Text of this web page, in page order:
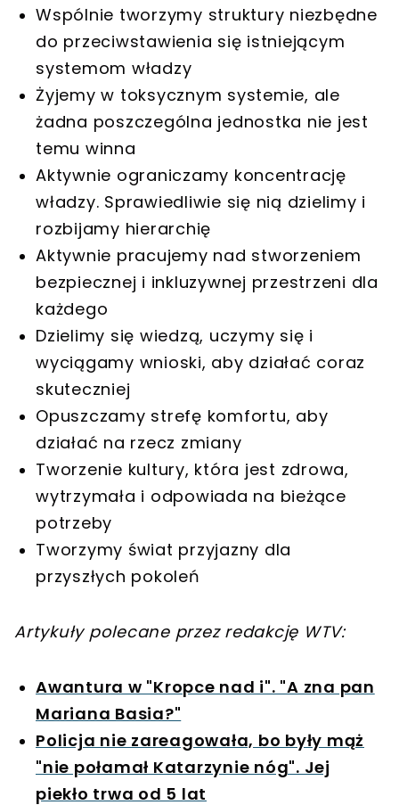
Wspólnie tworzymy struktury niezbędne
do przeciwstawienia się istniejącym
systemom władzy
Żyjemy w toksycznym systemie, ale
żadna poszczególna jednostka nie jest
temu winna
Aktywnie ograniczamy koncentrację
władzy. Sprawiedliwie się nią dzielimy i
rozbijamy hierarchię
Aktywnie pracujemy nad stworzeniem
bezpiecznej i inkluzywnej przestrzeni dla
każdego
Dzielimy się wiedzą, uczymy się i
wyciągamy wnioski, aby działać coraz
skuteczniej
Opuszczamy strefę komfortu, aby
działać na rzecz zmiany
Tworzenie kultury, która jest zdrowa,
wytrzymała i odpowiada na bieżące
potrzeby
Tworzymy świat przyjazny dla
przyszłych pokoleń
Artykuły polecane przez redakcję WTV:
Awantura w "Kropce nad i". "A zna pan
Mariana Basia?"
Policja nie zareagowała, bo były mąż
"nie połamał Katarzynie nóg". Jej
piekło trwa od 5 lat